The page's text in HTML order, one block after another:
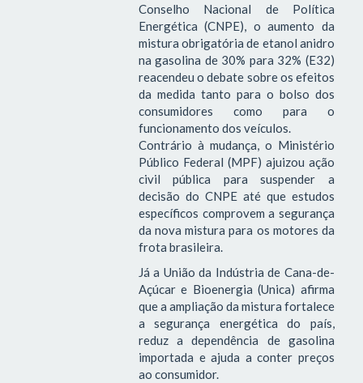
Conselho Nacional de Política
Energética (CNPE), o aumento da
mistura obrigatória de etanol anidro
na gasolina de 30% para 32% (E32)
reacendeu o debate sobre os efeitos
da medida tanto para o bolso dos
consumidores como para o
funcionamento dos veículos.
Contrário à mudança, o Ministério
Público Federal (MPF) ajuizou ação
civil pública para suspender a
decisão do CNPE até que estudos
específicos comprovem a segurança
da nova mistura para os motores da
frota brasileira.
Já a União da Indústria de Cana-de-
Açúcar e Bioenergia (Unica) afirma
que a ampliação da mistura fortalece
a segurança energética do país,
reduz a dependência de gasolina
importada e ajuda a conter preços
ao consumidor.